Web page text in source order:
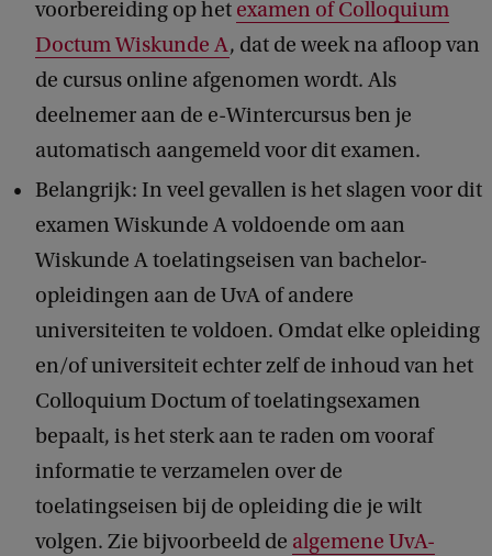
voorbereiding op het examen of Colloquium
Doctum Wiskunde A, dat de week na afloop van
de cursus online afgenomen wordt. Als
deelnemer aan de e-Wintercursus ben je
automatisch aangemeld voor dit examen.
Belangrijk: In veel gevallen is het slagen voor dit
examen Wiskunde A voldoende om aan
Wiskunde A toelatingseisen van bachelor-
opleidingen aan de UvA of andere
universiteiten te voldoen. Omdat elke opleiding
en/of universiteit echter zelf de inhoud van het
Colloquium Doctum of toelatingsexamen
bepaalt, is het sterk aan te raden om vooraf
informatie te verzamelen over de
toelatingseisen bij de opleiding die je wilt
volgen. Zie bijvoorbeeld de algemene UvA-